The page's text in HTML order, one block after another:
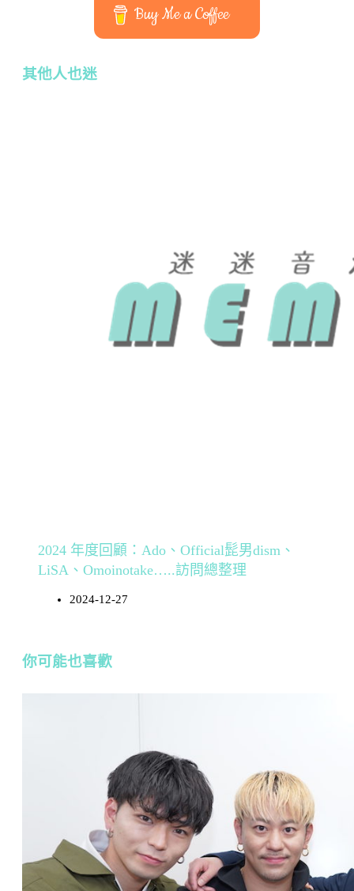
Buy Me a Coffee
其他人也迷
2024 年度回顧：Ado、Official髭男dism、
LiSA、Omoinotake…..訪問總整理
2024-12-27
你可能也喜歡